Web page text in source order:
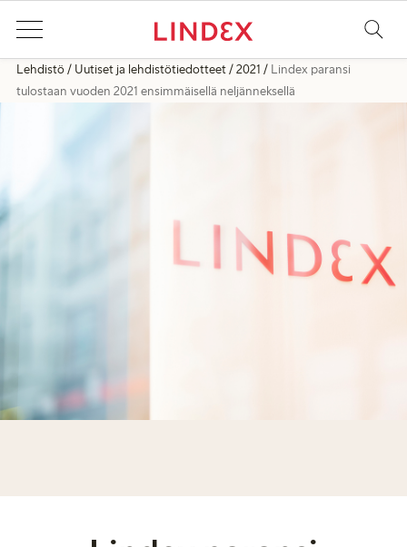
Lehdistö Uutiset ja lehdistötiedotteet 2021
Lindex paransi
tulostaan vuoden 2021 ensimmäisellä neljänneksellä